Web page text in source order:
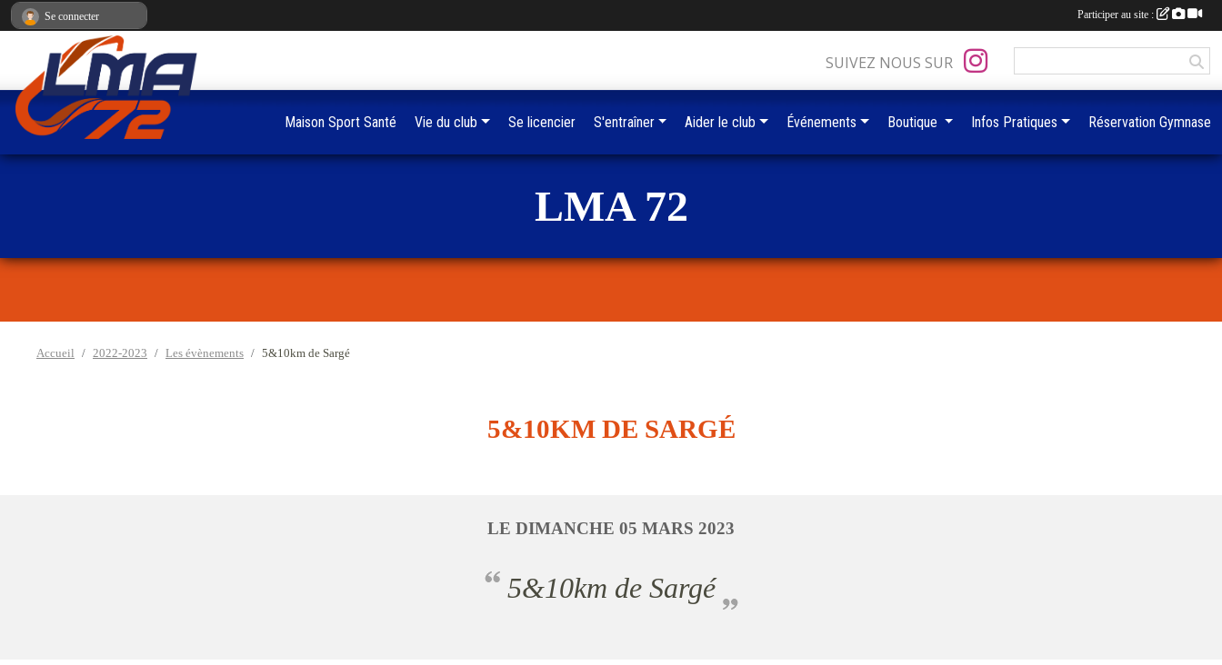
LMA 72
Accueil 2022-2023 Les évènements 5&10km de Sargé
5&10KM DE SARGÉ
LE DIMANCHE 05 MARS 2023
5&10km de Sargé
SUIVEZ NOUS SUR
Maison Sport Santé Vie du club Se licencier S'entraîner Aider le club Événements Boutique Infos Pratiques Réservation Gymnase
Se connecter Participer au site :
Panneau de gestion des cookies